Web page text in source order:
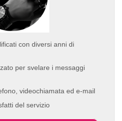
con diversi anni di
per svelare i messaggi
videochiamata ed e-mail
del servizio